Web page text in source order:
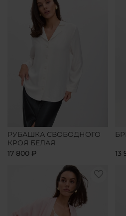
РУБАШКА СВОБОДНОГО
КРОЯ БЕЛАЯ
17 800 ₽
13